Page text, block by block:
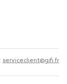
serviceclient@gifi.fr